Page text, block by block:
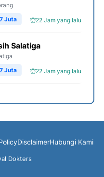
22 Jam yang lalu
Juta
Salatiga
22 Jam yang lalu
Juta
DisclaimerHubungi Kami
Dokters